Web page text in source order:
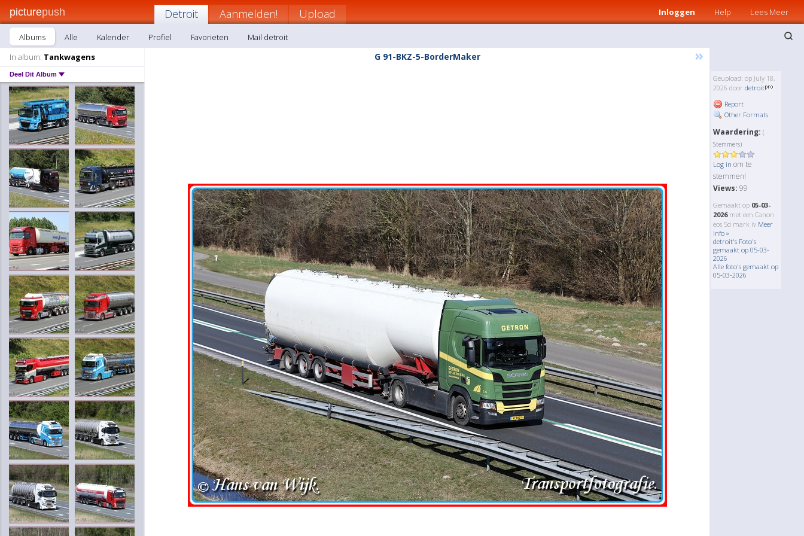
picturepush Inloggen Help Lees Meer
Detroit Aanmelden! Upload
Albums Alle Kalender Profiel Favorieten
Mail detroit
In album: Tankwagens
Deel Dit Album
G 91-BKZ-5-BorderMaker »
Geupload: op July 18,
2026 door detroit
Report
Other Formats
Waardering: (
Stemmers)
Log in om te
stemmen!
Views: 99
Gemaakt op 05-03-
2026met een Canon
eos 5d mark iv Meer
Info »
detroit's Foto's
gemaakt op 05-03-
2026
Alle foto's gemaakt op
05-03-2026